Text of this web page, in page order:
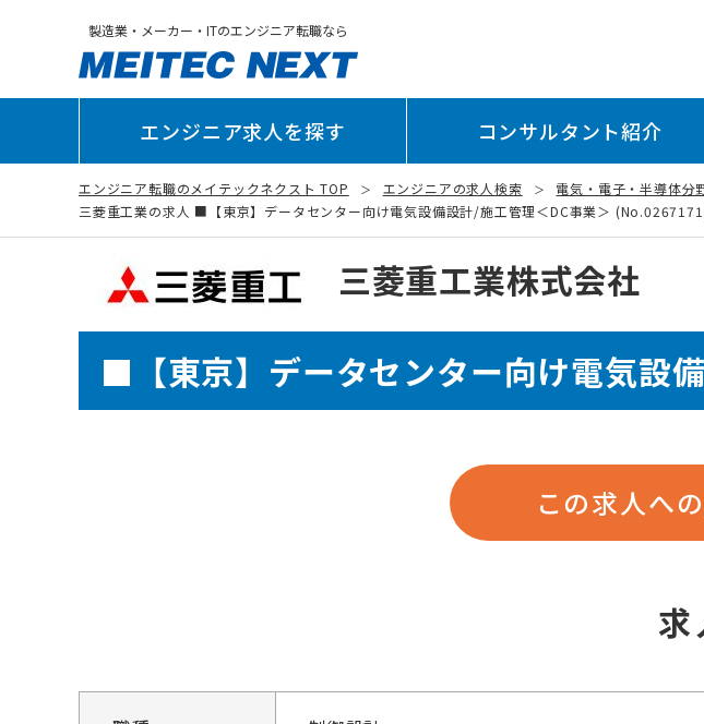
製造業・メーカー・ITのエンジニア転職なら
エンジニア求人を探す コンサルタント紹介
エンジニア転職のメイテックネクスト TOP エンジニアの求人検索 電気・電子・半導体分
三菱重工業の求人 ■【東京】データセンター向け電気設備設計/施工管理＜DC事業＞
三菱重工業株式会社
■【東京】データセンター向け電気設
この求人へ